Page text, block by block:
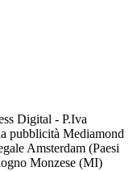
Digital - P.Iva
pubblicità Mediamond
Amsterdam (Paesi
Monzese (MI)